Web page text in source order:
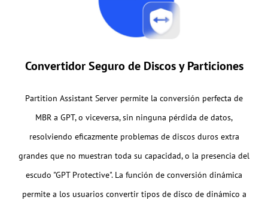
Convertidor Seguro de Discos y Particiones
Partition Assistant Server permite la conversión perfecta de
MBR a GPT, o viceversa, sin ninguna pérdida de datos,
resolviendo eficazmente problemas de discos duros extra
grandes que no muestran toda su capacidad, o la presencia del
escudo "GPT Protective". La función de conversión dinámica
permite a los usuarios convertir tipos de disco de dinámico a